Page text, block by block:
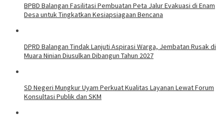
BPBD Balangan Fasilitasi Pembuatan Peta Jalur Evakuasi di Enam
Desa untuk Tingkatkan Kesiapsiagaan Bencana
DPRD Balangan Tindak Lanjuti Aspirasi Warga, Jembatan Rusak di
Muara Ninian Diusulkan Dibangun Tahun 2027
SD Negeri Mungkur Uyam Perkuat Kualitas Layanan Lewat Forum
Konsultasi Publik dan SKM